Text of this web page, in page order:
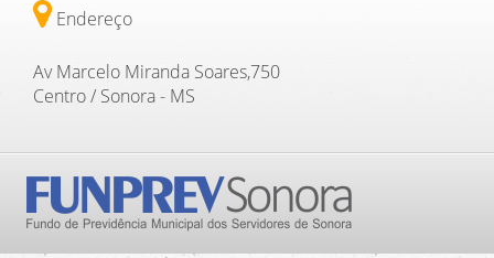
Endereço
Av Marcelo Miranda Soares,750
Centro / Sonora - MS